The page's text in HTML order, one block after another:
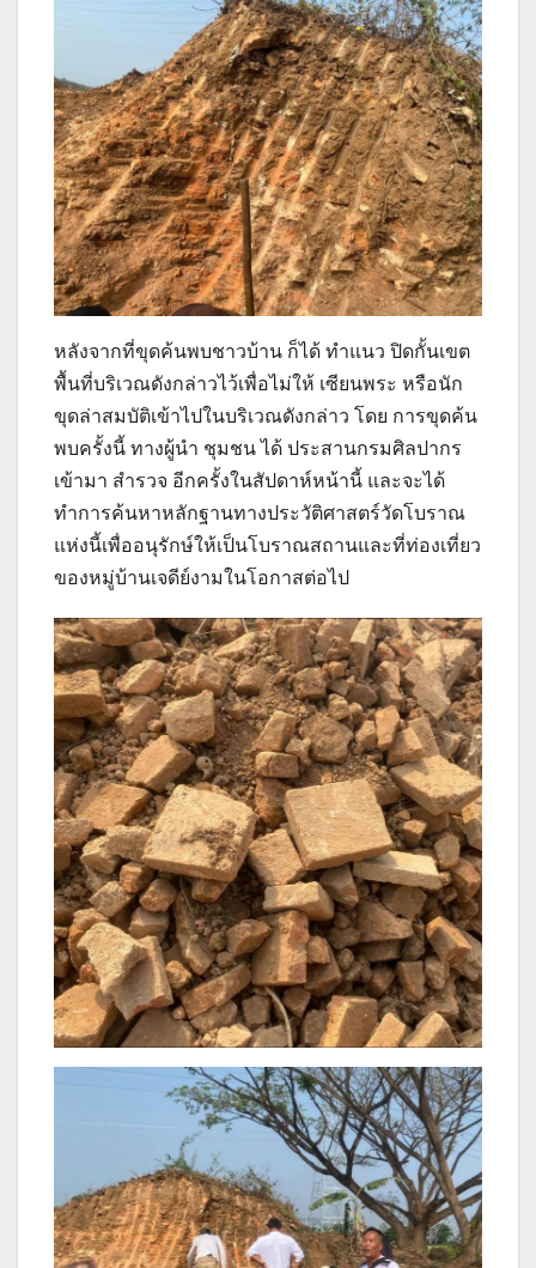
หลังจากที่ขุดค้นพบชาวบ้าน ก็ได้ ทำแนว ปิดกั้นเขต
พื้นที่บริเวณดังกล่าวไว้เพื่อไม่ให้ เซียนพระ หรือนัก
ขุดล่าสมบัติเข้าไปในบริเวณดังกล่าว โดย การขุดค้น
พบครั้งนี้ ทางผู้นำ ชุมชน ได้ ประสานกรมศิลปากร
เข้ามา สำรวจ อีกครั้งในสัปดาห์หน้านี้ และจะได้
ทำการค้นหาหลักฐานทางประวัติศาสตร์วัดโบราณ
แห่งนี้เพื่ออนุรักษ์ให้เป็นโบราณสถานและที่ท่องเที่ยว
ของหมู่บ้านเจดีย์งามในโอกาสต่อไป